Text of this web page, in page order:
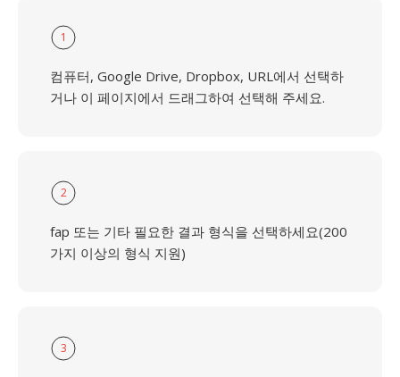
1
컴퓨터, Google Drive, Dropbox, URL에서 선택하
거나 이 페이지에서 드래그하여 선택해 주세요.
2
fap 또는 기타 필요한 결과 형식을 선택하세요(200
가지 이상의 형식 지원)
3